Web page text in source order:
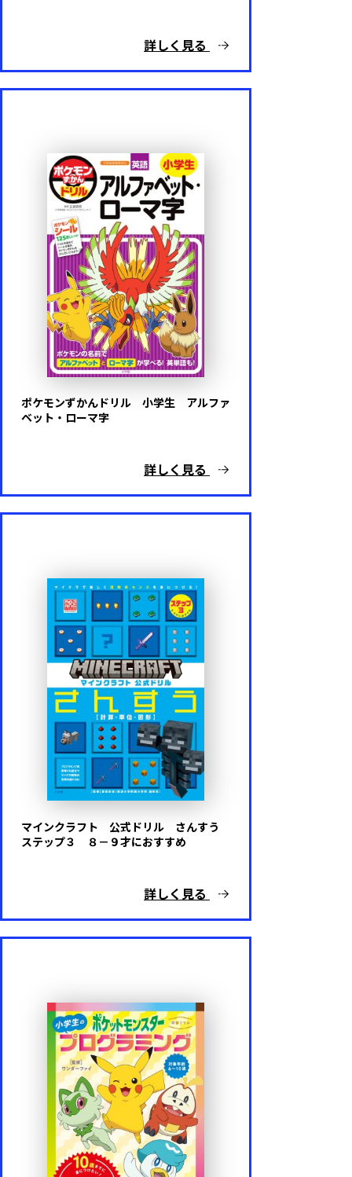
詳しく見る
ポケモンずかんドリル 小学生 アルファ
ベット・ローマ字
詳しく見る
マインクラフト 公式ドリル さんすう
ステップ３ ８－９才におすすめ
詳しく見る